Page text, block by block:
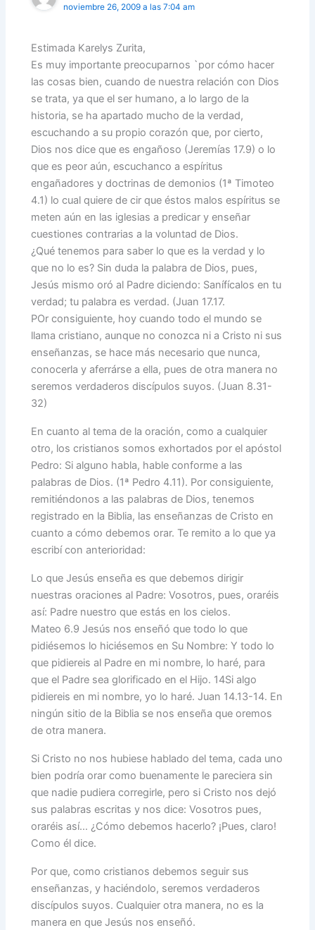
noviembre 26, 2009 a las 7:04 am
Estimada Karelys Zurita,
Es muy importante preocuparnos `por cómo hacer
las cosas bien, cuando de nuestra relación con Dios
se trata, ya que el ser humano, a lo largo de la
historia, se ha apartado mucho de la verdad,
escuchando a su propio corazón que, por cierto,
Dios nos dice que es engañoso (Jeremías 17.9) o lo
que es peor aún, escuchanco a espíritus
engañadores y doctrinas de demonios (1ª Timoteo
4.1) lo cual quiere de cir que éstos malos espíritus se
meten aún en las iglesias a predicar y enseñar
cuestiones contrarias a la voluntad de Dios.
¿Qué tenemos para saber lo que es la verdad y lo
que no lo es? Sin duda la palabra de Dios, pues,
Jesús mismo oró al Padre diciendo: Sanífícalos en tu
verdad; tu palabra es verdad. (Juan 17.17.
POr consiguiente, hoy cuando todo el mundo se
llama cristiano, aunque no conozca ni a Cristo ni sus
enseñanzas, se hace más necesario que nunca,
conocerla y aferrárse a ella, pues de otra manera no
seremos verdaderos discípulos suyos. (Juan 8.31-
32)
En cuanto al tema de la oración, como a cualquier
otro, los cristianos somos exhortados por el apóstol
Pedro: Si alguno habla, hable conforme a las
palabras de Dios. (1ª Pedro 4.11). Por consiguiente,
remitiéndonos a las palabras de Dios, tenemos
registrado en la Biblia, las enseñanzas de Cristo en
cuanto a cómo debemos orar. Te remito a lo que ya
escribí con anterioridad:
Lo que Jesús enseña es que debemos dirigir
nuestras oraciones al Padre: Vosotros, pues, oraréis
así: Padre nuestro que estás en los cielos.
Mateo 6.9 Jesús nos enseñó que todo lo que
pidiésemos lo hiciésemos en Su Nombre: Y todo lo
que pidiereis al Padre en mi nombre, lo haré, para
que el Padre sea glorificado en el Hijo. 14 Si algo
pidiereis en mi nombre, yo lo haré. Juan 14.13-14. En
ningún sitio de la Biblia se nos enseña que oremos
de otra manera.
Si Cristo no nos hubiese hablado del tema, cada uno
bien podría orar como buenamente le pareciera sin
que nadie pudiera corregirle, pero si Cristo nos dejó
sus palabras escritas y nos dice: Vosotros pues,
oraréis así… ¿Cómo debemos hacerlo? ¡Pues, claro!
Como él dice.
Por que, como cristianos debemos seguir sus
enseñanzas, y haciéndolo, seremos verdaderos
discípulos suyos. Cualquier otra manera, no es la
manera en que Jesús nos enseñó.